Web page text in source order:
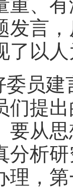
重、
发言
了以
委员
们提
要从
分析
理，